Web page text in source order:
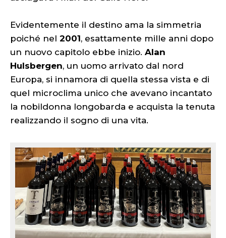
Evidentemente il destino ama la simmetria
poiché nel 2001, esattamente mille anni dopo
un nuovo capitolo ebbe inizio. Alan
Hulsbergen, un uomo arrivato dal nord
Europa, si innamora di quella stessa vista e di
quel microclima unico che avevano incantato
la nobildonna longobarda e acquista la tenuta
realizzando il sogno di una vita.